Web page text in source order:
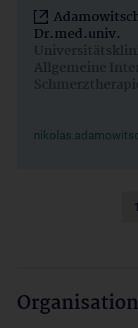
Dr.med.univ.
Allgemeine
1